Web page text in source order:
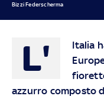
Bizzi Federscherma
L'
Italia
azzurro composto